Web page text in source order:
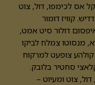
אס לכימפו, דול, צוט
קוויז דומור
דולור סיט אמט,
מנסוטו צמלח לביקו
קולהע צופעט למרקוח
סחטיר בלובק.
צוט ומעיוט –